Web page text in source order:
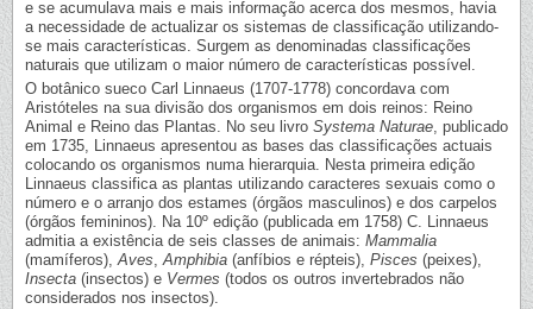
e se acumulava mais e mais informação acerca dos mesmos, havia
a necessidade de actualizar os sistemas de classificação utilizando-
se mais características. Surgem as denominadas classificações
naturais que utilizam o maior número de características possível.
O botânico sueco Carl Linnaeus (1707-1778) concordava com
Aristóteles na sua divisão dos organismos em dois reinos: Reino
Animal e Reino das Plantas. No seu livro Systema Naturae, publicado
em 1735, Linnaeus apresentou as bases das classificações actuais
colocando os organismos numa hierarquia. Nesta primeira edição
Linnaeus classifica as plantas utilizando caracteres sexuais como o
número e o arranjo dos estames (órgãos masculinos) e dos carpelos
(órgãos femininos). Na 10º edição (publicada em 1758) C. Linnaeus
admitia a existência de seis classes de animais: Mammalia
(mamíferos),Aves,Amphibia (anfíbios e répteis), Pisces (peixes),
Insecta (insectos) e Vermes (todos os outros invertebrados não
considerados nos insectos).